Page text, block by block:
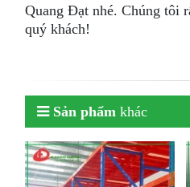
Quang Đạt nhé. Chúng tôi
quý khách!
Sản phẩm khác